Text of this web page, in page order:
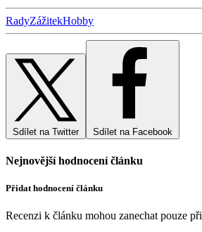
RadyZážitekHobby
Sdílet na Twitter Sdílet na Facebook
Nejnovější hodnocení článku
Přidat hodnocení článku
Recenzi k článku mohou zanechat pouze